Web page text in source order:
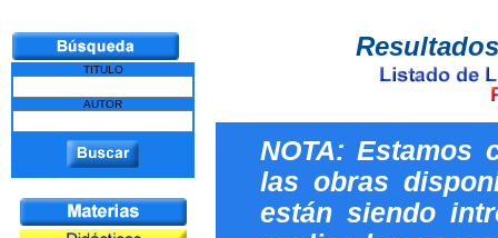
TITULO
AUTOR
NOTA: Estamos
las obras
están siendo